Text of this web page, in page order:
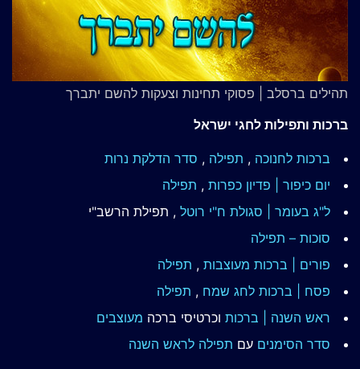
תהילים ברסלב | פסוקי תחינות וצעקות להשם יתברך
ברכות ותפילות לחגי ישראל
ברכות לחנוכה , תפילה , סדר הדלקת נרות
יום כיפור | פדיון כפרות , תפילה
ל"ג בעומר | סגולת ח"י רוטל , תפילת הרשב"י
סוכות – תפילה
פורים | ברכות מעוצבות , תפילה
פסח | ברכות לחג שמח , תפילה
ראש השנה | ברכות וכרטיסי ברכה מעוצבים
סדר הסימנים עם תפילה לראש השנה